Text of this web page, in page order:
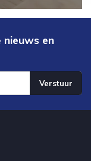
en
Verstuur